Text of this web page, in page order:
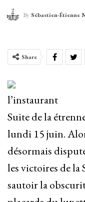
By Sébastien-Étienne
Share
l’instaurant
Suite de la
lundi 15 juin.
désormais
les victoires de la
sautoir la